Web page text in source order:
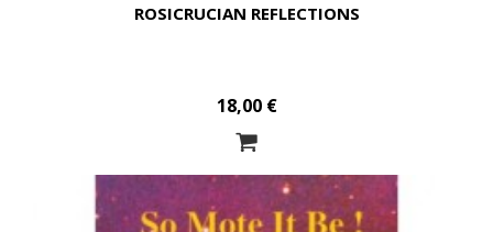
ROSICRUCIAN REFLECTIONS
18,00 €